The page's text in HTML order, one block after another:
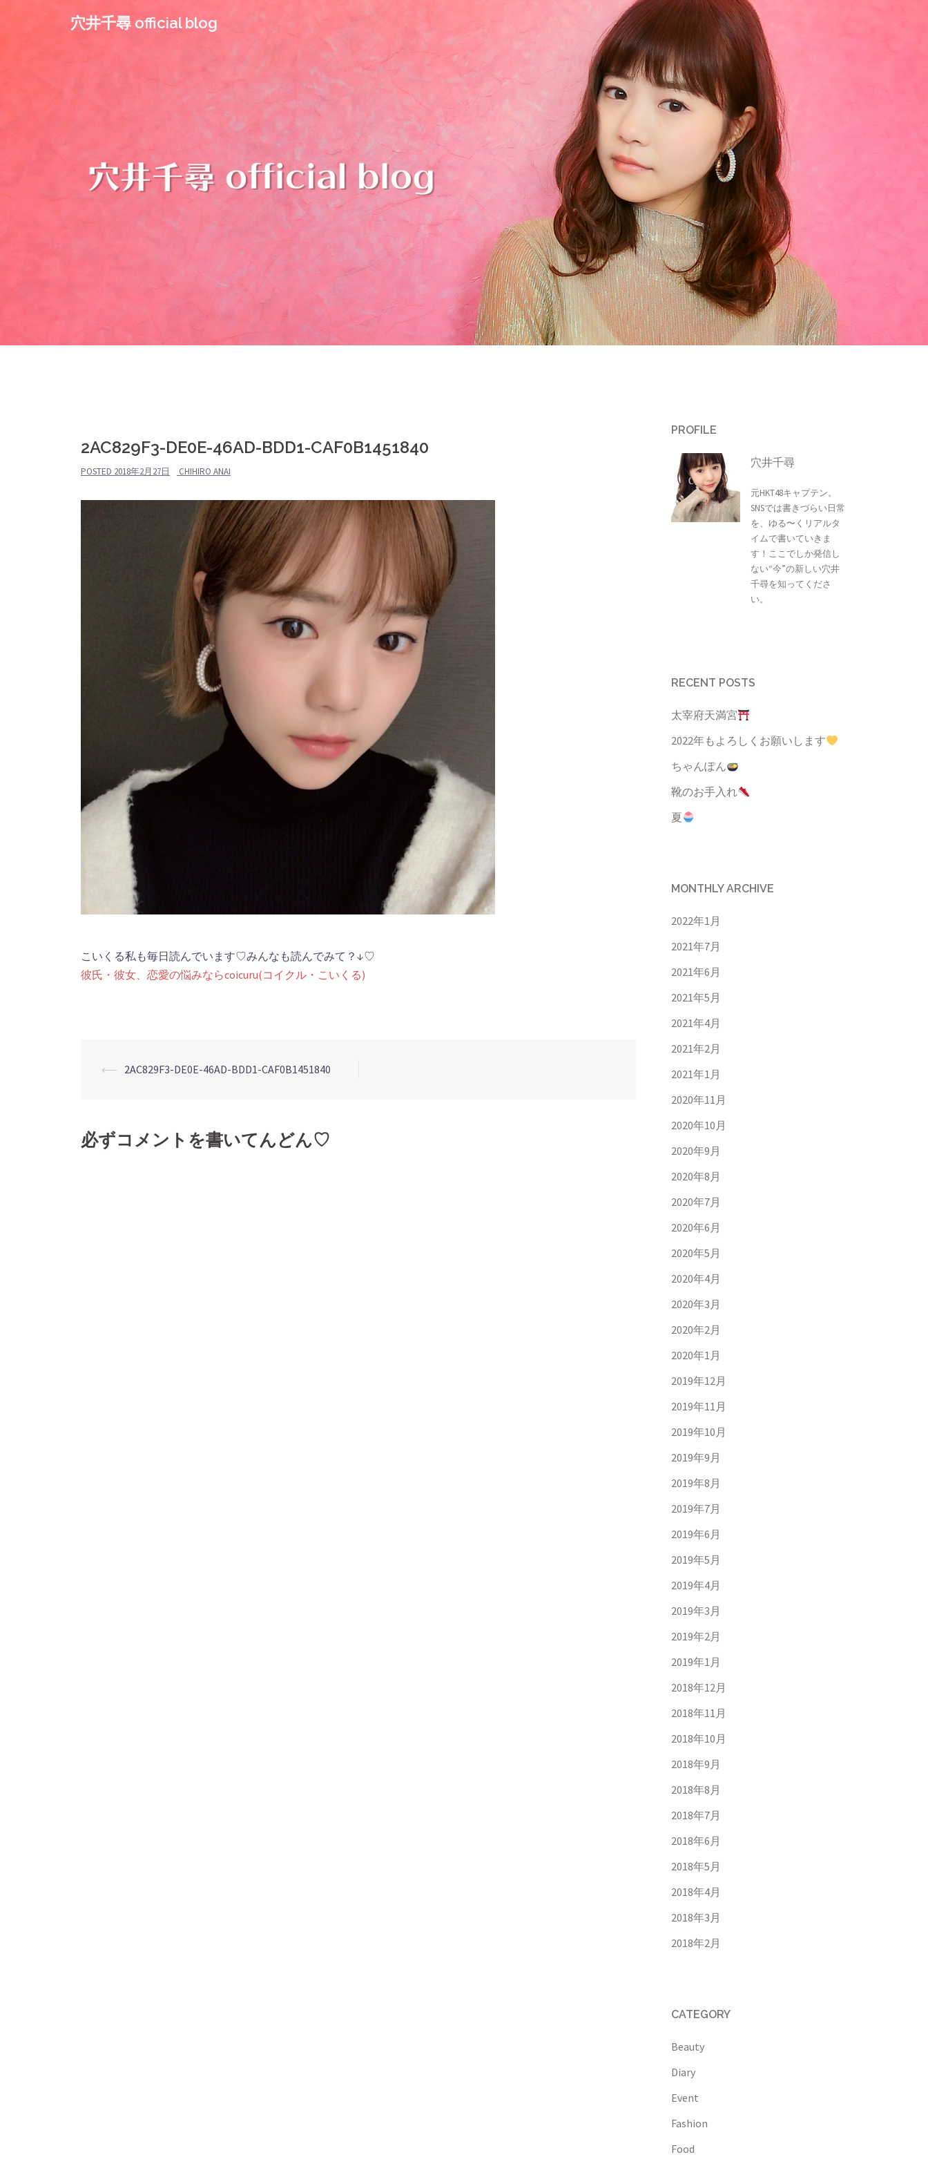
穴井千尋 official blog
2AC829F3-DE0E-46AD-BDD1-CAF0B1451840
POSTED 2018年2月27日 CHIHIRO ANAI
こいくる私も毎日読んでいます♡みんなも読んでみて？↓♡
彼氏・彼女、恋愛の悩みならcoicuru(コイクル・こいくる)
投
ナ
⟵ 2AC829F3-DE0E-46AD-BDD1-CAF0B1451840
必ずコメントを書いてんどん♡
PROFILE
穴井千尋
元HKT48キャプテン。
SNSでは書きづらい日常
を、ゆる〜くリアルタ
イムで書いていきま
す！ここでしか発信し
ない“今”の新しい穴井
千尋を知ってくださ
い。
RECENT POSTS
太宰府天満宮
2022年もよろしくお願いします
ちゃんぽん
靴のお手入れ
夏
MONTHLY ARCHIVE
2022年1月
2021年7月
2021年6月
2021年5月
2021年4月
2021年2月
2021年1月
2020年11月
2020年10月
2020年9月
2020年8月
2020年7月
2020年6月
2020年5月
2020年4月
2020年3月
2020年2月
2020年1月
2019年12月
2019年11月
2019年10月
2019年9月
2019年8月
2019年7月
2019年6月
2019年5月
2019年4月
2019年3月
2019年2月
2019年1月
2018年12月
2018年11月
2018年10月
2018年9月
2018年8月
2018年7月
2018年6月
2018年5月
2018年4月
2018年3月
2018年2月
CATEGORY
Beauty
Diary
Event
Fashion
Food